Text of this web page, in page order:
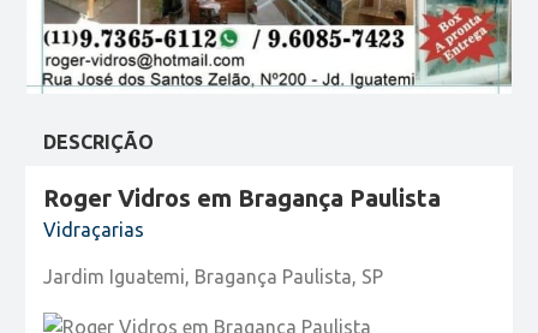
DESCRIÇÃO
Roger Vidros em Bragança Paulista
Vidraçarias
Jardim Iguatemi, Bragança Paulista, SP